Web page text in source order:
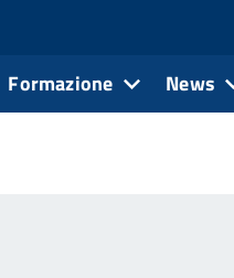
Formazione News